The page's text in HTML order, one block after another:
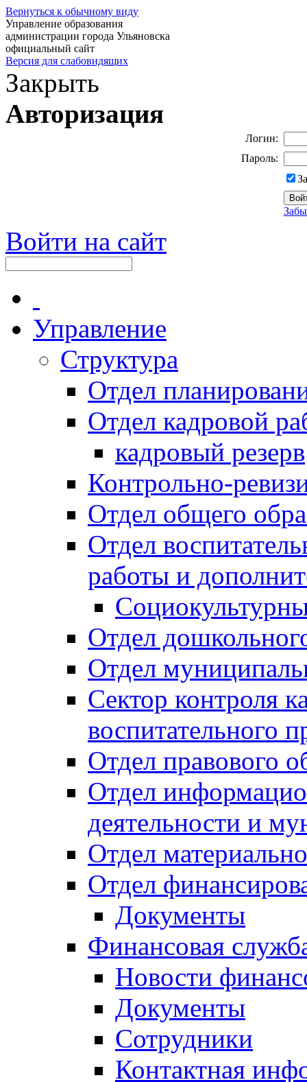
Вернуться к обычному виду
Управление образования
администрации города Ульяновска
официальный сайт
Версия для слабовидящих
Закрыть
Авторизация
Логин:
Пароль:
Войти на сайт
Управление
Структура
Отдел
Отдел кадровой
кадровый резерв
Контрольно-
Отдел общего
Отдел
работы и
Отдел
Отдел
Сектор контроля
воспитательного
Отдел правового
Отдел
деятельности и
Отдел
Отдел
Документы
Финансовая
Новости
Документы
Сотрудники
Контактная